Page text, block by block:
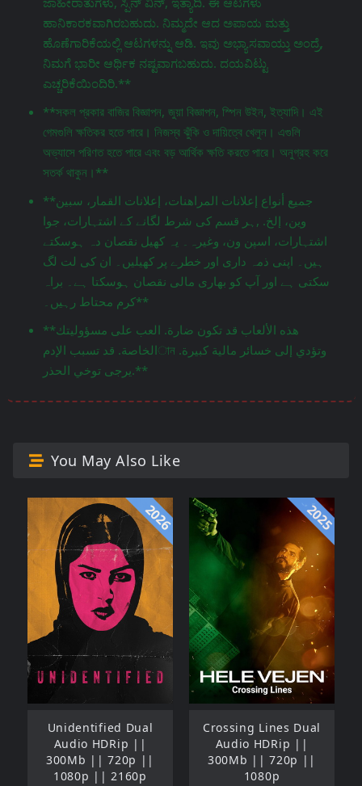
ಹಾನಿಕಾರಕವಾಗಿರಬಹುದು. ನಿಮ್ಮದೇ ಆದ ಅಪಾಯ ಮತ್ತು
ಹೊಣೆಗಾರಿಕೆಯಲ್ಲಿ ಆಟಗಳನ್ನು ಆಡಿ. ಇವು ಅಭ್ಯಾಸವಾಯ್ತು ಅಂದ್ರೆ,
ನಿಮಗೆ ಭಾರೀ ಆರ್ಥಿಕ ನಷ್ಟವಾಗಬಹುದು. ದಯವಿಟ್ಟು
ಎಚ್ಚರಿಕೆಯಿಂದಿರಿ.**
**সকল প্রকার বাজির বিজ্ঞাপন, জুয়া বিজ্ঞাপন, স্পিন উইন, ইত্যাদি। এই
গেমগুলি ক্ষতিকর হতে পারে। নিজস্ব ঝুঁকি ও দায়িত্বে খেলুন। এগুলি
অভ্যাসে পরিণত হতে পারে এবং বড় আর্থিক ক্ষতি করতে পারে। অনুগ্রহ করে
সতর্ক থাকুন।**
**جميع أنواع إعلانات المراهنات، إعلانات القمار، سبين
وين، إلخ. ,ہر قسم کی شرط لگانے کے اشتہارات، جوا
اشتہارات، اسپن ون، وغیرہ۔ یہ کھیل نقصان دہ ہوسکتے
ہیں۔ اپنی ذمہ داری اور خطرے پر کھیلیں۔ ان کی لت لگ
سکتی ہے اور آپ کو بھاری مالی نقصان ہوسکتا ہے۔ براہ
کرم محتاط رہیں۔**
**هذه الألعاب قد تكون ضارة. العب على مسؤوليتك
الخاصة. قد تسبب الإدمান وتؤدي إلى خسائر مالية كبيرة.
يرجى توخي الحذر.**
You May Also Like
2026
Unidentified Dual
Audio HDRip ||
300Mb || 720p ||
1080p || 2160p
2025
Crossing Lines Dual
Audio HDRip ||
300Mb || 720p ||
1080p